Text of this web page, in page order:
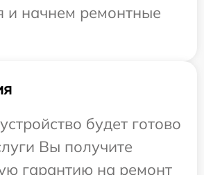
и начнем ремонтные
будет готово
Вы получите
гарантию на ремонт